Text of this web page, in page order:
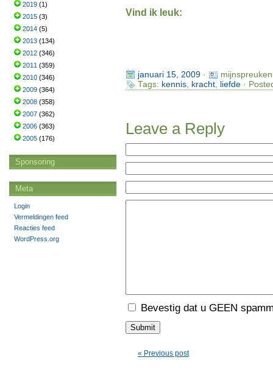
Vind ik leuk:
januari 15, 2009·
Tags: kennis, kracht, liefde·
Leave a Reply
Bevestig dat u GEEN
« Previous post
2019 (1)
2015 (3)
2014 (5)
2013 (134)
2012 (346)
2011 (359)
2010 (346)
2009 (364)
2008 (358)
2007 (362)
2006 (363)
2005 (176)
Sponsoring
Meta
Login
Vermeldingen feed
Reacties feed
WordPress.org